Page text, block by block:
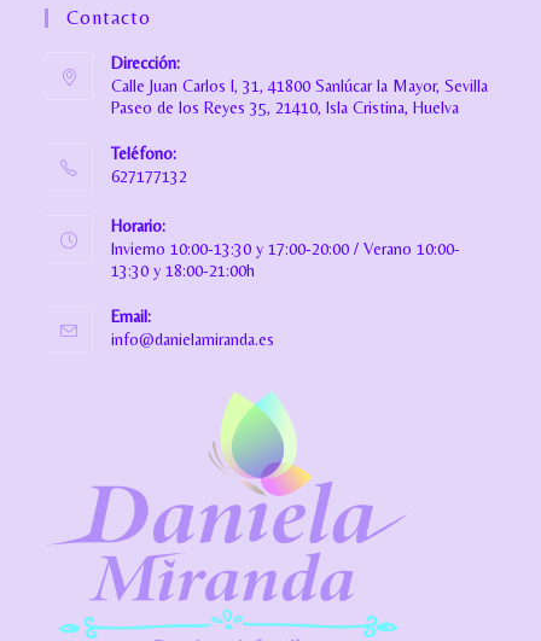
Contacto
Dirección:
Calle Juan Carlos I, 31, 41800 Sanlúcar la Mayor, Sevilla
Paseo de los Reyes 35, 21410, Isla Cristina, Huelva
Teléfono:
627177132
Horario:
Invierno 10:00-13:30 y 17:00-20:00 / Verano 10:00-
13:30 y 18:00-21:00h
Email:
info@danielamiranda.es